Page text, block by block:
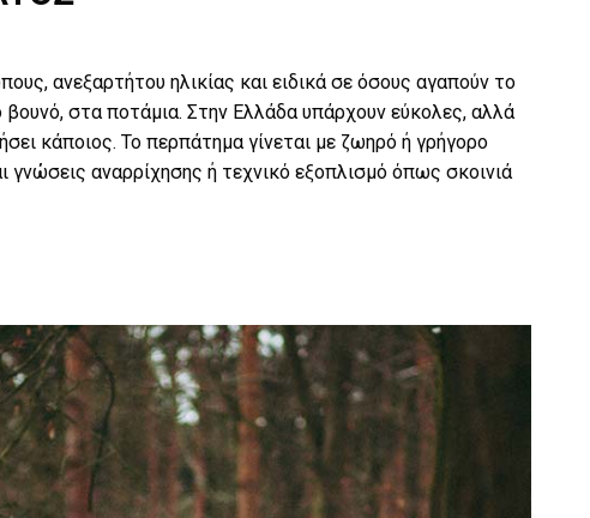
ανεξαρτήτου ηλικίας και ειδικά σε όσους αγαπούν το
στα ποτάμια. Στην Ελλάδα υπάρχουν εύκολες, αλλά
κάποιος. Το περπάτημα γίνεται με ζωηρό ή γρήγορο
γνώσεις αναρρίχησης ή τεχνικό εξοπλισμό όπως σκοινιά